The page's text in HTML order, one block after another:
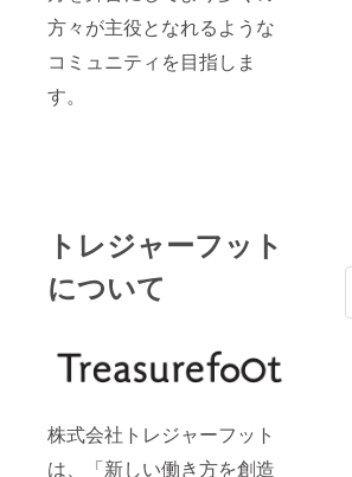
方々が主役となれるような
コミュニティを目指しま
す。
トレジャーフット
について
株式会社トレジャーフット
は、「新しい働き方を創造